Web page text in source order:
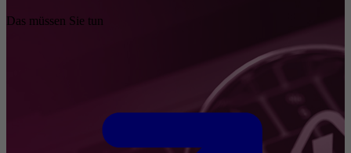
Das müssen Sie tun